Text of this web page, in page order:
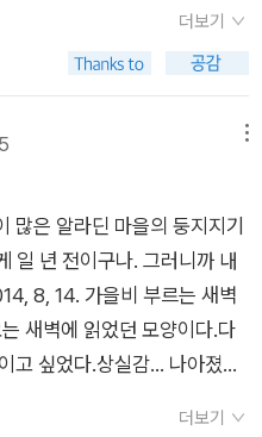
흐른 후 19세기 베를린에 살
상처로 성대가 트인다는 것
음 여린 이가 마음 여린 이에
이싹둑싹둑 잘려나갈 때 세
사방 천지가 온통 과녁뿐이란
돌아와울음이 그칠 때까지 주
로 발성하는아코디언을 발명
는 뼈. 문학과지성사. 2018년
셈이다. 이런 뺄셈으로 가게
들이 생각난다. 딸을 살리기
을 다해 딸을 키운 엄마, 엄마
가 된 엄마까지. 엄마를 닮은
소연의 「너를 이루는 말들」
그것은 스스로 빛을 발할 재
토록 야간 노동을 하는달빛
것은 한 번을 잘 감추기 위해
눈물약속이 범람하자 눈물
로 우리의 간격을 메우려는
하고 있다나는 이 별의 첫번
손끝에 빠르게 녹슬어간다
박진감이 넘친다는 이야
야 당연한 수순이라 치더라
짜 병신이라고 내가 골백번도
바로 하랬다고 제발 그 ‘같은’
먹었다 그보다 더 정확할 수
틈새에 낀 그것이 그렇게 반
린 코딱지를 소재로 시를 쓰
세이에나 실릴 법한 시를 쓰
더보기
많은 알라딘 마을의 둥지지기
이구나. 그러니까 내
8, 14. 가을비 부르는 새벽
고 싶었다.상실감... 나아졌다
더보기